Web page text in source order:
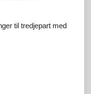
til tredjepart med